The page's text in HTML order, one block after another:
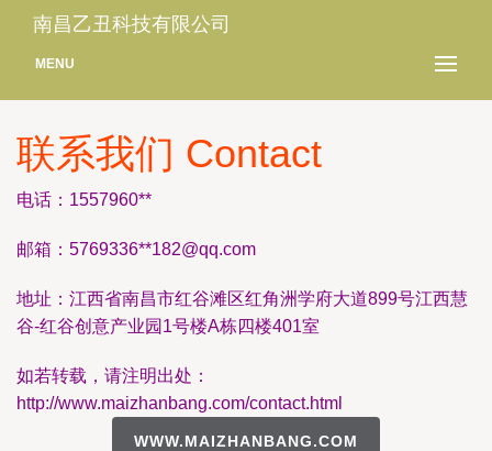
南昌乙丑科技有限公司
MENU
联系我们 Contact
电话：1557960**
邮箱：5769336**182@qq.com
地址：江西省南昌市红谷滩区红角洲学府大道899号江西慧
谷-红谷创意产业园1号楼A栋四楼401室
如若转载，请注明出处：
http://www.maizhanbang.com/contact.html
WWW.MAIZHANBANG.COM